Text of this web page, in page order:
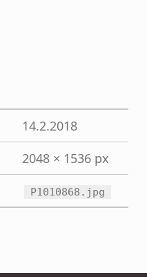
14.2.2018
2048 × 1536 px
P1010868.jpg